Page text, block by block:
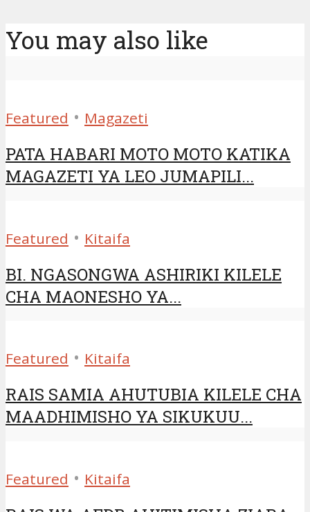
You may also like
Featured • Magazeti
PATA HABARI MOTO MOTO KATIKA
MAGAZETI YA LEO JUMAPILI...
Featured • Kitaifa
BI. NGASONGWA ASHIRIKI KILELE
CHA MAONESHO YA...
Featured • Kitaifa
RAIS SAMIA AHUTUBIA KILELE CHA
MAADHIMISHO YA SIKUKUU...
Featured • Kitaifa